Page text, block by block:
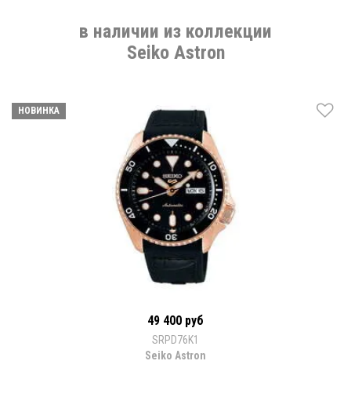
в наличии из коллекции
Seiko Astron
НОВИНКА
49 400 руб
SRPD76K1
Seiko Astron